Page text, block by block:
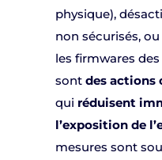
physique),
non sécurisés,
les firmwares
sont des actions
qui réduisent
l’exposition de
mesures sont